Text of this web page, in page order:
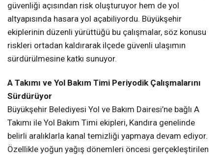
güvenliği açısından risk oluşturuyor hem de yol
altyapısında hasara yol açabiliyordu. Büyükşehir
ekiplerinin düzenli yürüttüğü bu çalışmalar, söz konusu
riskleri ortadan kaldırarak ilçede güvenli ulaşımın
sürdürülmesine katkı sunuyor.
A Takımı ve Yol Bakım Timi Periyodik Çalışmalarını
Sürdürüyor
Büyükşehir Belediyesi Yol ve Bakım Dairesi’ne bağlı A
Takımı ile Yol Bakım Timi ekipleri, Kandıra genelinde
belirli aralıklarla kanal temizliği yapmaya devam ediyor.
Özellikle yoğun yağış dönemleri öncesi gerçekleştirilen